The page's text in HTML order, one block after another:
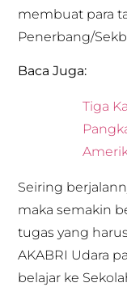
membuat para
Penerbang/
Baca Juga:
Tiga
Seiring
maka semakin
tugas yang
AKABRI Udara
belajar ke